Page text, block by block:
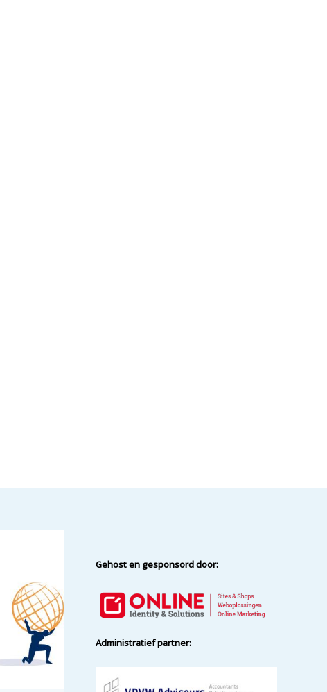
Gehost en gesponsord door:
Administratief partner: